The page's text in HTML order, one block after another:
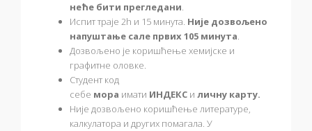
неће бити прегледани.
Испит траје 2h и 15 минута. Није дозвољено
напуштање сале првих 105 минута.
Дозвољено је коришћење хемијске и
графитне оловке.
Студент код
себе мора имати ИНДЕКС и личну карту.
Није дозвољено коришћење литературе,
калкулатора и других помагала. У